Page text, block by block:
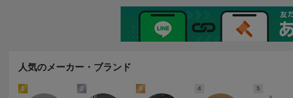
ッグ aaa9477 ベージュ
チング 帽子 大きい サイズ
人気のメーカー・ブランド
1 2 3 4 5